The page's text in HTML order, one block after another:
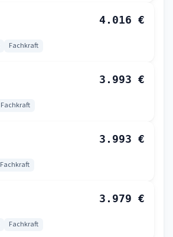
4.016 €
Fachkraft
3.993 €
Fachkraft
3.993 €
Fachkraft
3.979 €
Fachkraft